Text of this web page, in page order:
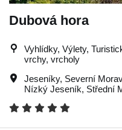
Dubová hora
Vyhlídky, Výlety,
vrchy, vrcholy
Jeseníky, Severní
Nízký Jeseník, Střední